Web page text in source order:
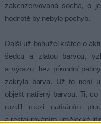
zakonzervovaná socha, o
hodnotě by nebylo pochyb.
Další už bohužel krátce o
šedou a zlatou barvou,
a výrazu, bez původní
zakryla barva. Už to není
objekt natřený barvou. Ti, co
rozdíl mezi natíráním
a restaurováním umělecké